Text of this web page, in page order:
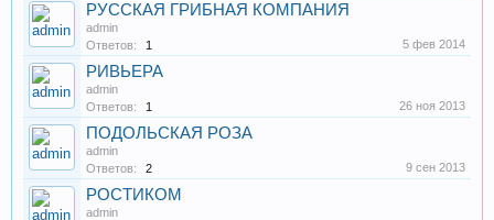
РУССКАЯ ГРИБНАЯ КОМПАНИЯ
admin
Ответов:
1 5 фев 2014
РИВЬЕРА
admin
Ответов:
1 26 ноя 2013
ПОДОЛЬСКАЯ РОЗА
admin
Ответов:
2 9 сен 2013
РОСТИКОМ
admin